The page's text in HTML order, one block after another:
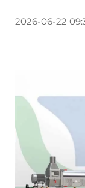
2026-06-22